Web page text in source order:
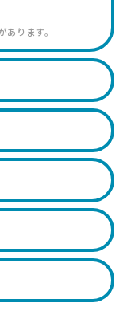
ります。
、ドライヤー、
別金庫
入れ停止
あります。
、ドライヤー、
別金庫
ります。
、ドライヤー、
別金庫
あります。
、ドライヤー、
別金庫
あります。
、ドライヤー、